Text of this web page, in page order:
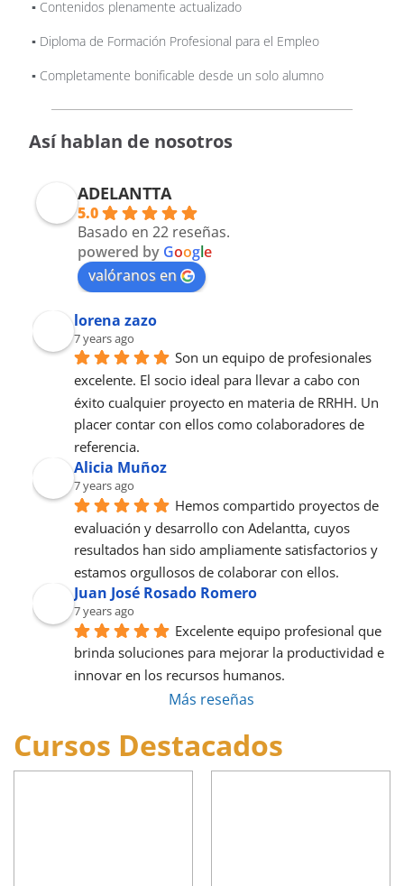
▪️ Contenidos plenamente actualizado
▪️ Diploma de Formación Profesional para el Empleo
▪️ Completamente bonificable desde un solo alumno
Así hablan de nosotros
ADELANTTA
5.0
Basado en 22 reseñas.
powered by Google
valóranos en
lorena zazo
7 years ago
Son un equipo de profesionales
excelente. El socio ideal para llevar a cabo con
éxito cualquier proyecto en materia de RRHH. Un
placer contar con ellos como colaboradores de
referencia.
Alicia Muñoz
7 years ago
Hemos compartido proyectos de
evaluación y desarrollo con Adelantta, cuyos
resultados han sido ampliamente satisfactorios y
estamos orgullosos de colaborar con ellos.
Juan José Rosado Romero
7 years ago
Excelente equipo profesional que
brinda soluciones para mejorar la productividad e
innovar en los recursos humanos.
Más reseñas
Cursos Destacados